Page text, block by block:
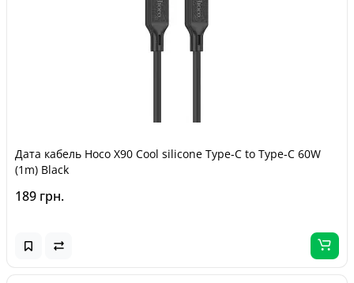
Дата кабель Hoco X90 Cool silicone Type-C to Type-C 60W
(1m) Black
189 грн.